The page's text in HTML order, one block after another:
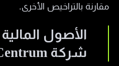
مقارنة بالتراخيص الأخرى.
الأصول
شركة FXCentrum